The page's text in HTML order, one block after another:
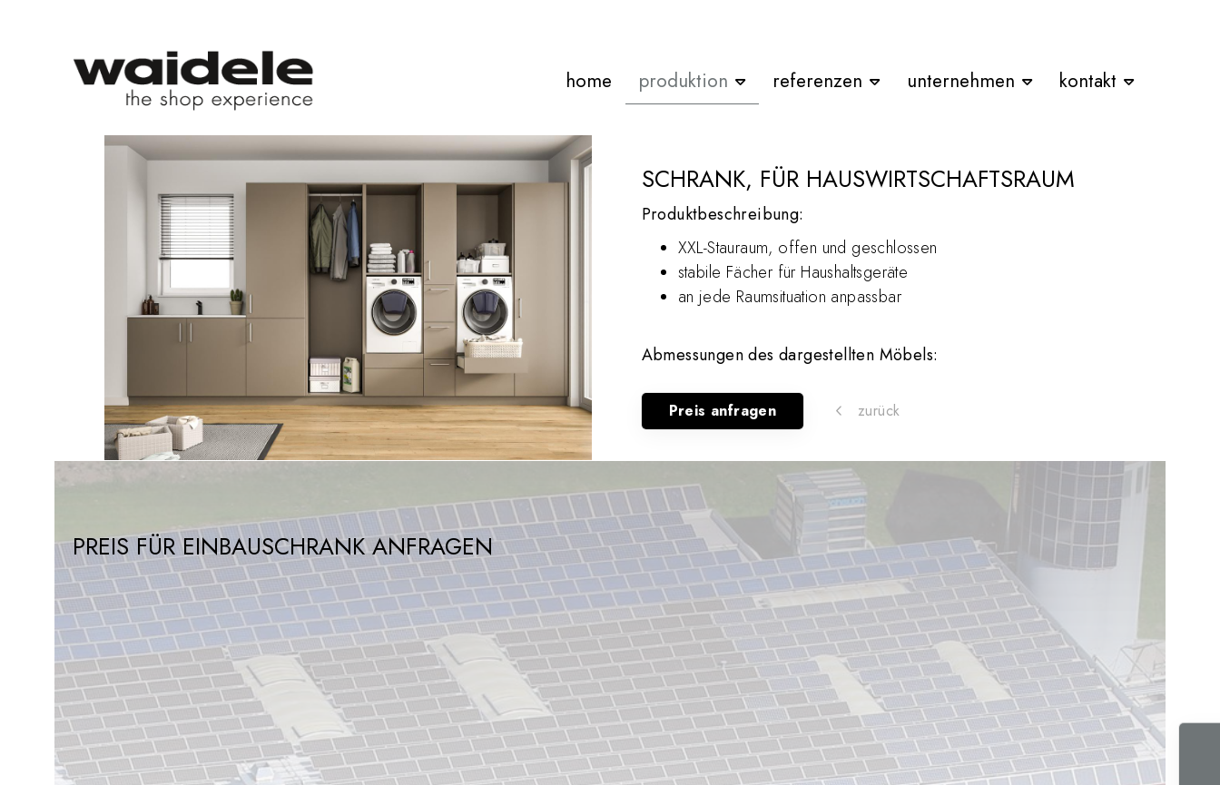
home produktion referenzen unternehmen kontakt
SCHRANK, FÜR HAUSWIRTSCHAFTSRAUM
Produktbeschreibung:
XXL-Stauraum, offen und geschlossen
stabile Fächer für Haushaltsgeräte
an jede Raumsituation anpassbar
Abmessungen des dargestellten Möbels:
Preis anfragen zurück
PREIS FÜR EINBAUSCHRANK ANFRAGEN